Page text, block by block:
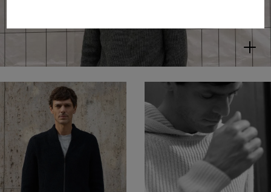
WESSLEY
T-Shirt aus Bio-Baumwolle